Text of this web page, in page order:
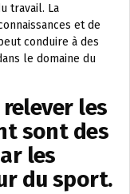
travail. La
et de
conduire à des
le domaine du
les
sont des
les
du sport.